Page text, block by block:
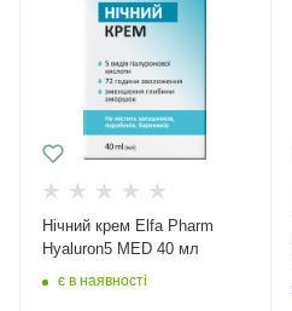
Нічний крем Elfa Pharm
Hyaluron5 MED 40 мл
є в наявності